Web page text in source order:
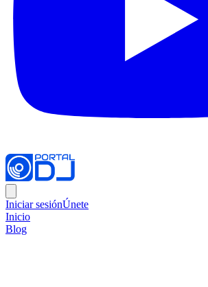
Iniciar sesiónÚnete
Inicio
Blog